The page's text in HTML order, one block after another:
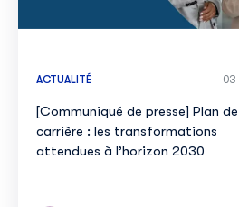
ACTUALITÉ 03
[Communiqué de presse] Plan de
carrière : les transformations
attendues à l’horizon 2030